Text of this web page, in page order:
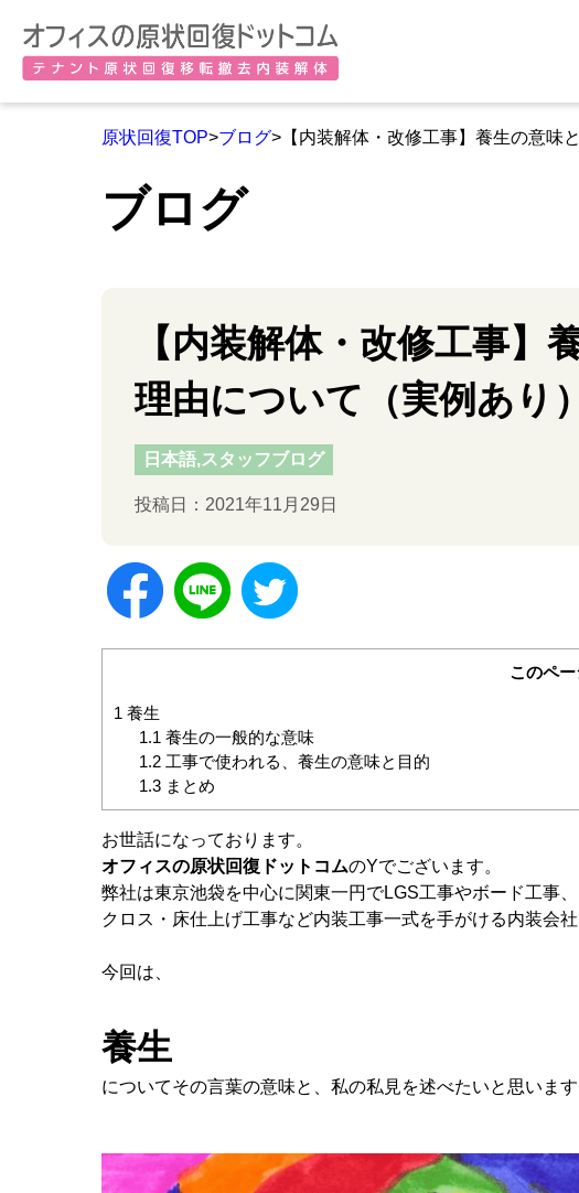
原状回復TOP>ブログ>【内装解体・改修工事】養生の意味
ブログ
【内装解体・改修工事】
理由について（実例あり）
日本語,スタッフブログ
投稿日：2021年11月29日
このペ
1 養生
1.1 養生の一般的な意味
1.2工事で使われる、養生の意味と目的
1.3まとめ
お世話になっております。
オフィスの原状回復ドットコムのYでございます。
弊社は東京池袋を中心に関東一円でLGS工事やボード工事、
クロス・床仕上げ工事など内装工事一式を手がける内装会社
今回は、
養生
についてその言葉の意味と、私の私見を述べたいと思います